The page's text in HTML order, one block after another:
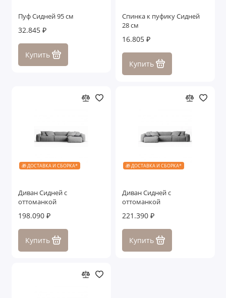
Пуф Сидней 95 см
32.845 ₽
Купить
Спинка к пуфику Сидней
28 см
16.805 ₽
Купить
🎁 ДОСТАВКА И СБОРКА*
Диван Сидней с
оттоманкой
198.090 ₽
Купить
🎁 ДОСТАВКА И СБОРКА*
Диван Сидней с
оттоманкой
221.390 ₽
Купить